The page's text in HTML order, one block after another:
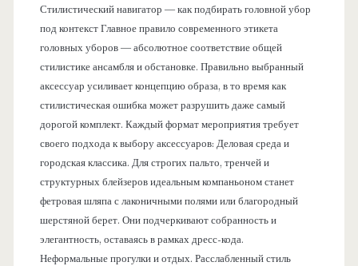
Стилистический навигатор — как подбирать головной убор
под контекст Главное правило современного этикета
головных уборов — абсолютное соответствие общей
стилистике ансамбля и обстановке. Правильно выбранный
аксессуар усиливает концепцию образа, в то время как
стилистическая ошибка может разрушить даже самый
дорогой комплект. Каждый формат мероприятия требует
своего подхода к выбору аксессуаров: Деловая среда и
городская классика. Для строгих пальто, тренчей и
структурных блейзеров идеальным компаньоном станет
фетровая шляпа с лаконичными полями или благородный
шерстяной берет. Они подчеркивают собранность и
элегантность, оставаясь в рамках дресс-кода.
Неформальные прогулки и отдых. Расслабленный стиль